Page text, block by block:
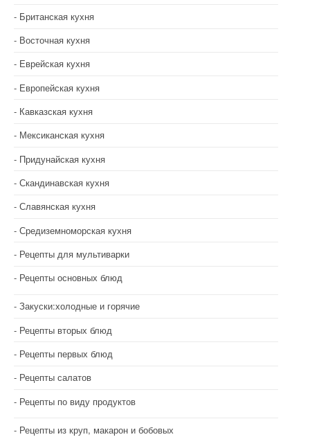
Британская кухня
Восточная кухня
Еврейская кухня
Европейская кухня
Кавказская кухня
Мексиканская кухня
Придунайская кухня
Скандинавская кухня
Славянская кухня
Средиземноморская кухня
Рецепты для мультиварки
Рецепты основных блюд
Закуски:холодные и горячие
Рецепты вторых блюд
Рецепты первых блюд
Рецепты салатов
Рецепты по виду продуктов
Рецепты из круп, макарон и бобовых